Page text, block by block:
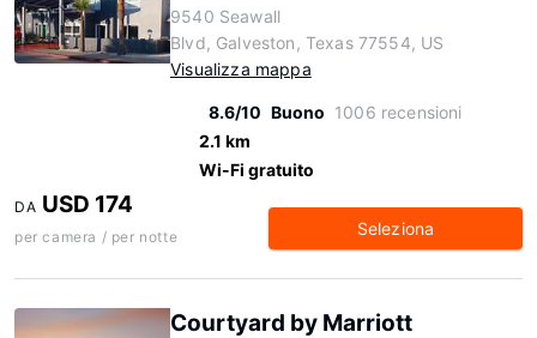
9540 Seawall
Blvd, Galveston, Texas 77554, US
Visualizza mappa
8.6/10 Buono 1006 recensioni
2.1 km
Wi-Fi gratuito
DA USD 174
per camera / per notte Seleziona
Courtyard by Marriott